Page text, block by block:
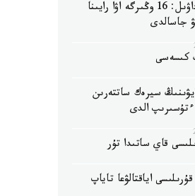
نوسەر، بۇرشاق، داۋىل: 16 وڭىرگە اۋا رايىنا
جاسالدى
كىسەسى
سيرەك ساتتەرىن
ءتۇسىرىپ الدى
قاي ساتىدا تۇر
اياقتالۋعا تاياپ